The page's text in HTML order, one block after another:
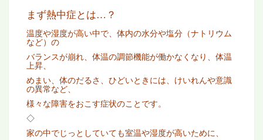
まず熱中症とは…？
温度や湿度が高い中で、体内の水分や塩分（ナトリウム
など）の
バランスが崩れ、体温の調節機能が働かなくなり、体温
上昇、
めまい、体のだるさ、ひどいときには、けいれんや意識
の異常など、
様々な障害をおこす症状のことです。
◇
家の中でじっとしていても室温や湿度が高いために、